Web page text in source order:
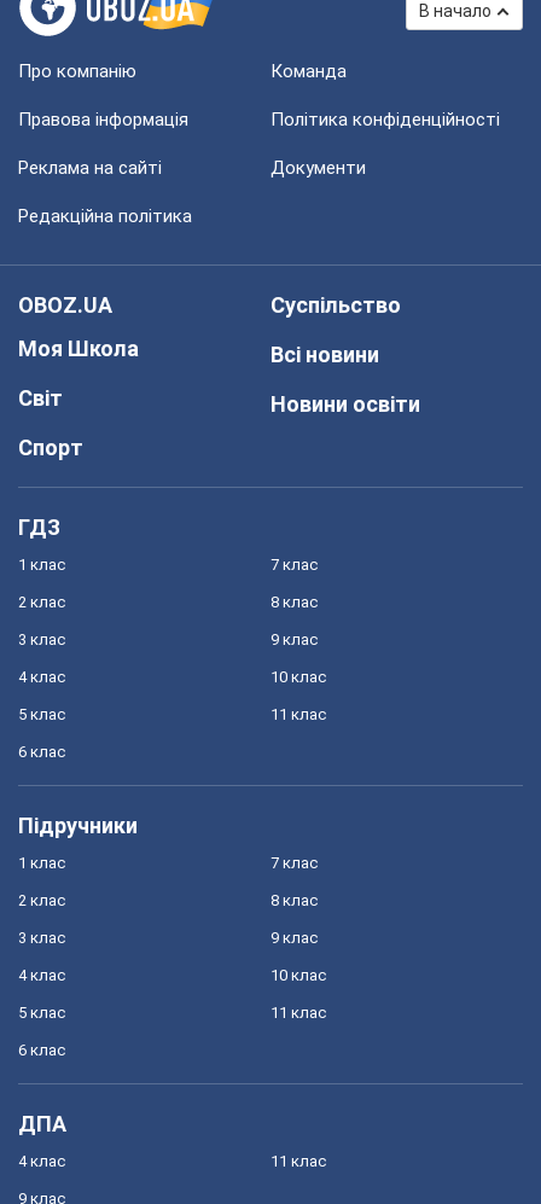
В начало
Про компанію Команда
Правова інформація Політика конфіденційності
Реклама на сайті Документи
Редакційна політика
OBOZ.UA
Моя Школа
Світ
Спорт
Суспільство
Всі новини
Новини освіти
ГДЗ
1 клас
2 клас
3 клас
4 клас
5 клас
6 клас
7 клас
8 клас
9 клас
10 клас
11 клас
Підручники
1 клас
2 клас
3 клас
4 клас
5 клас
6 клас
7 клас
8 клас
9 клас
10 клас
11 клас
ДПА
4 клас
9 клас
11 клас